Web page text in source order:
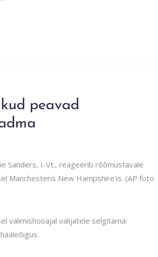
peavad
Sanders, I-Vt., reageerib rõõmustavale
Manchesteris New Hampshire'is. (AP foto
valimishooajal valijatele selgitama: